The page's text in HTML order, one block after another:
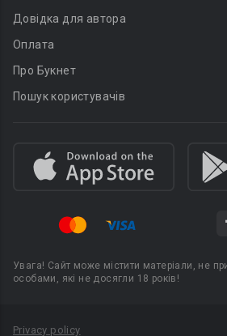
Довідка для автора
Оплата
Про Букнет
Пошук користувачів
Увага! Сайт може містити матеріали, не
особами, які не досягли 18 років!
Privacy policy